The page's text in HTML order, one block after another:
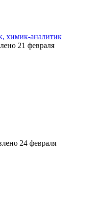
химик-аналитик
21 февраля
24 февраля